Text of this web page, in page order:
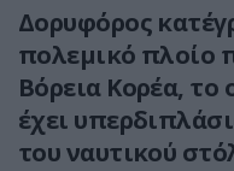
Δορυφόρος
πολεμικό πλοίο
Βόρεια Κορέα, το
έχει
του ναυτικού